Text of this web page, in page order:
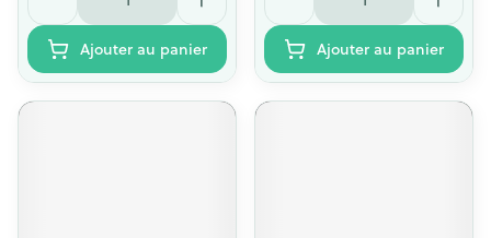
Ajouter au panier Ajouter au panier